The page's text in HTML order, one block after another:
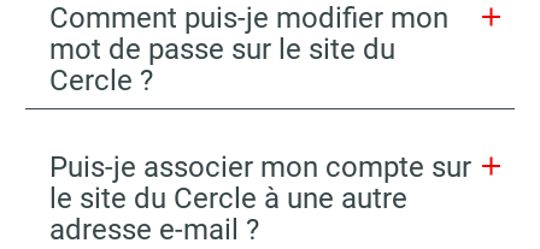
Comment puis-je modifier mon
mot de passe sur le site du
Cercle ?
Puis-je associer mon compte sur
le site du Cercle à une autre
adresse e-mail ?